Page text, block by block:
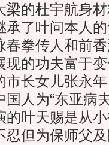
的杜宇航身材
承了叶问本人
春拳传人和前
现的功夫富于
市长女儿张永
人为“东亚病
的叶天赐是从
忍但为保师父